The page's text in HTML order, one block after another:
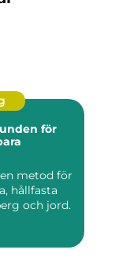
metod för
hållfasta
och jord.